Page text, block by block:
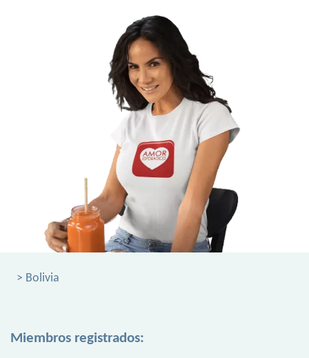
> Bolivia
Miembros registrados: